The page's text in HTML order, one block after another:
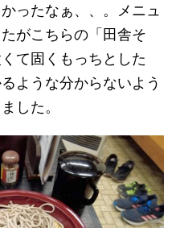
ったなぁ、、。メニュ
がこちらの「田舎そ
て固くもっちとした
ような分からないよう
した。